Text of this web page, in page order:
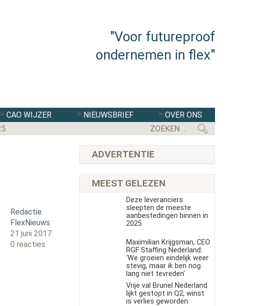
"Voor futureproof
ondernemen in flex"
CAO WIJZER NIEUWSBRIEF
OVER ONS
Redactie
FlexNieuws
21 juni 2017
0 reacties
ADVERTENTIE
MEEST GELEZEN
Deze leveranciers
sleepten de meeste
aanbestedingen binnen in
2025
Maximilian Krijgsman, CEO
RGF Staffing Nederland:
‘We groeien eindelijk weer
stevig, maar ik ben nog
lang niet tevreden’
Vrije val Brunel Nederland
lijkt gestopt in Q2, winst
is verlies geworden